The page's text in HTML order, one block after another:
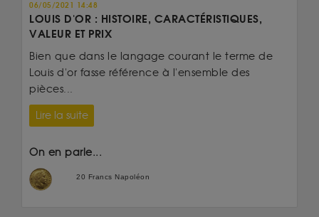
06/05/2021 14:48
LOUIS D'OR : HISTOIRE, CARACTÉRISTIQUES,
VALEUR ET PRIX
Bien que dans le langage courant le terme de
Louis d'or fasse référence à l'ensemble des
pièces...
Lire la suite
On en parle...
20 Francs Napoléon